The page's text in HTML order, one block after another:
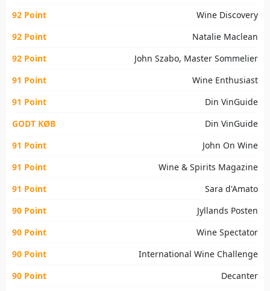
92 Point
Wine Discovery
92 Point
Natalie Maclean
92 Point
John Szabo, Master Sommelier
91 Point
Wine Enthusiast
91 Point
Din VinGuide
GODT KØB
Din VinGuide
91 Point
John On Wine
91 Point
Wine & Spirits Magazine
91 Point
Sara d'Amato
90 Point
Jyllands Posten
90 Point
Wine Spectator
90 Point
International Wine Challenge
90 Point
Decanter